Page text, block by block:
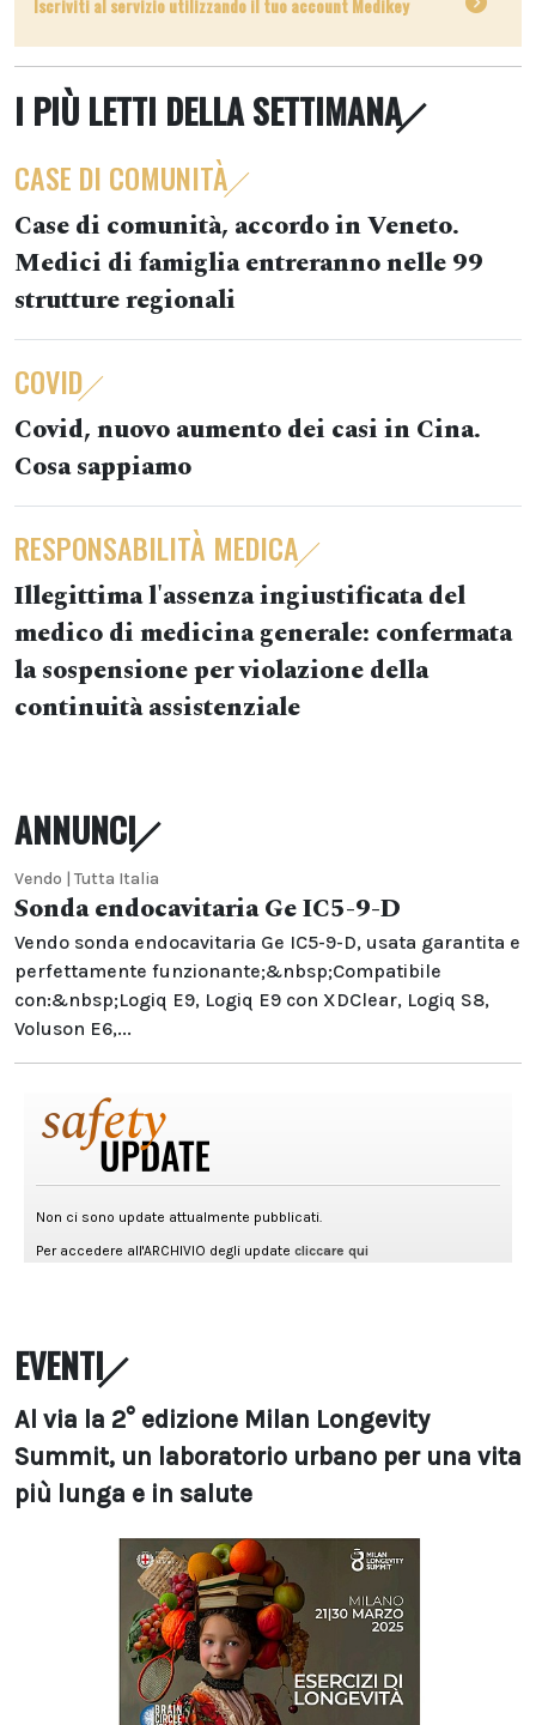
I PIÙ LETTI DELLA SETTIMANA
CASE DI COMUNITÀ
Case di comunità, accordo in Veneto.
Medici di famiglia entreranno nelle 99
strutture regionali
COVID
Covid, nuovo aumento dei casi in Cina.
Cosa sappiamo
RESPONSABILITÀ MEDICA
Illegittima l'assenza ingiustificata del
medico di medicina generale: confermata
la sospensione per violazione della
continuità assistenziale
ANNUNCI
Vendo | Tutta Italia
Sonda endocavitaria Ge IC5-9-D
Vendo sonda endocavitaria Ge IC5-9-D, usata garantita e
perfettamente funzionante;&nbsp;Compatibile
con:&nbsp;Logiq E9, Logiq E9 con XDClear, Logiq S8,
Voluson E6,...
EVENTI
Al via la 2° edizione Milan Longevity
Summit, un laboratorio urbano per una vita
più lunga e in salute